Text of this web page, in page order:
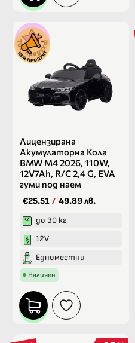
Лицензирана
Акумулаторна Кола
BMW M4 2026, 110W,
12V7Ah, R/C 2,4 G, EVA
гуми под наем
€25.51 / 49.89 лв.
до 30 кг
12V
Едноместни
Наличен